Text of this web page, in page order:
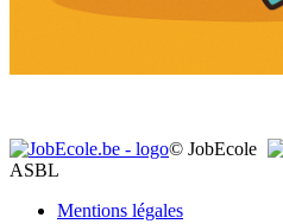
© JobEcole
ASBL
Mentions légales